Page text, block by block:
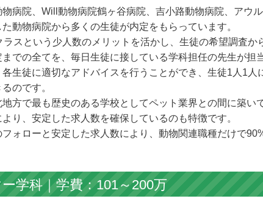
物病院、Will動物病院鶴ヶ谷病院、吉小路動物病院、アウ
動物病院から多くの生徒が内定をもらっています。
ラスという少人数のメリットを活かし、生徒の希望調査か
での全てを、毎日生徒に接している学科担任の先生が担
各生徒に適切なアドバイスを行うことができ、生徒1人1人
のです。
地方で最も歴史のある学校としてペット業界との間に築い
り、安定した求人数を確保しているのも特徴です。
ォローと安定した求人数により、動物関連職種だけで
学科｜学費：101～200万